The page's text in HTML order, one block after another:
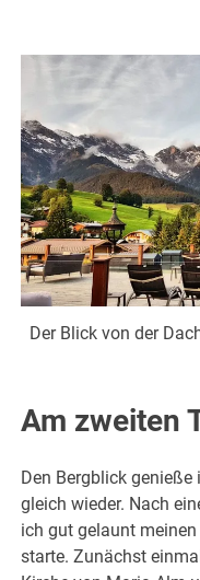
Der Blick von der
Am zweiten
Den Bergblick
gleich wieder. Nach
ich gut gelaunt
starte. Zunächst